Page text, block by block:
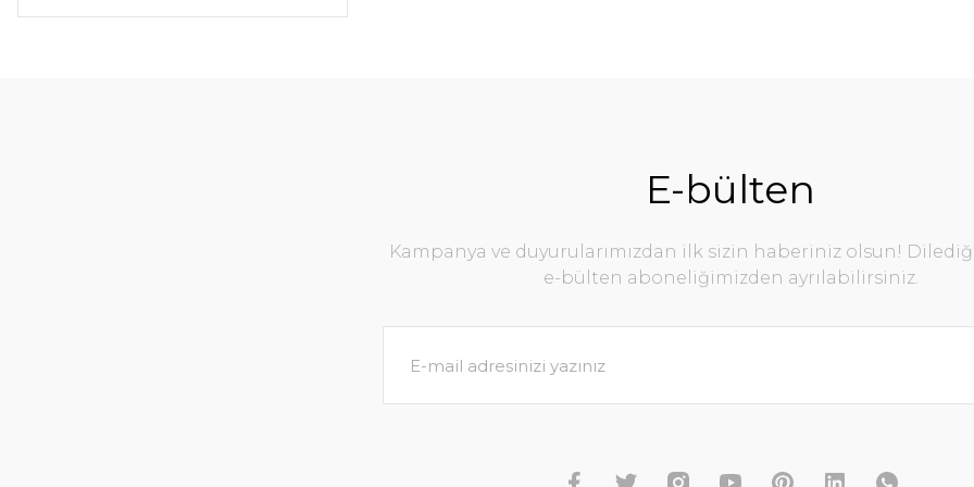
E-bülten
Kampanya ve duyurularımızdan ilk sizin haberiniz olsun!
e-bülten aboneliğimizden ayrılabilirsiniz.